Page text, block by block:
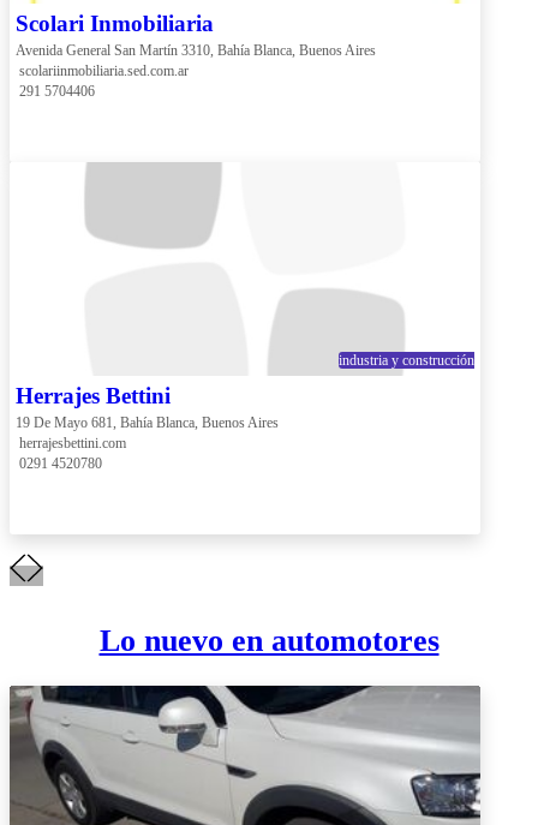
Scolari Inmobiliaria
Avenida General San Martín 3310, Bahía Blanca, Buenos Aires
scolariinmobiliaria.sed.com.ar
291 5704406
industria y construcción
Herrajes Bettini
19 De Mayo 681, Bahía Blanca, Buenos Aires
herrajesbettini.com
0291 4520780
Lo nuevo en automotores